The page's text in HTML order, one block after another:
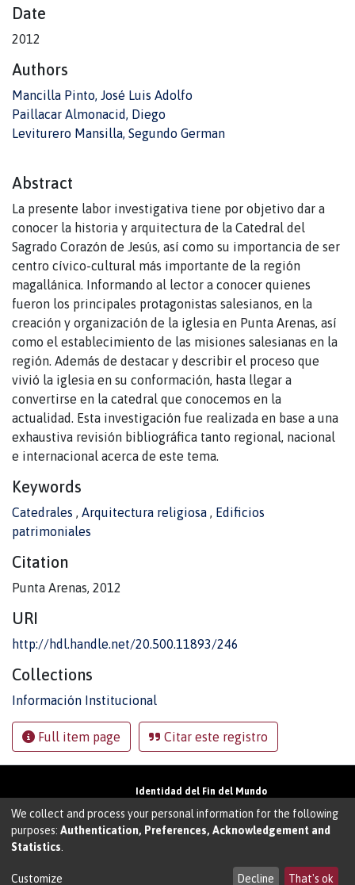
Date
2012
Authors
Mancilla Pinto, José Luis Adolfo
Paillacar Almonacid, Diego
Leviturero Mansilla, Segundo German
Abstract
La presente labor investigativa tiene por objetivo dar a
conocer la historia y arquitectura de la Catedral del
Sagrado Corazón de Jesús, así como su importancia de ser
centro cívico-cultural más importante de la región
magallánica. Informando al lector a conocer quienes
fueron los principales protagonistas salesianos, en la
creación y organización de la iglesia en Punta Arenas, así
como el establecimiento de las misiones salesianas en la
región. Además de destacar y describir el proceso que
vivió la iglesia en su conformación, hasta llegar a
convertirse en la catedral que conocemos en la
actualidad. Esta investigación fue realizada en base a una
exhaustiva revisión bibliográfica tanto regional, nacional
e internacional acerca de este tema.
Keywords
Catedrales , Arquitectura religiosa , Edificios
patrimoniales
Citation
Punta Arenas, 2012
URI
http://hdl.handle.net/20.500.11893/246
Collections
Información Institucional
Full item page Citar este registro
Identidad del Fin del Mundo
01855 • Punta Arenas • Chile
Teléfono:+56 61 207135• Email:
We collect and process your personal information for the following
purposes: Authentication, Preferences, Acknowledgement and
Statistics
Customize Decline That's ok